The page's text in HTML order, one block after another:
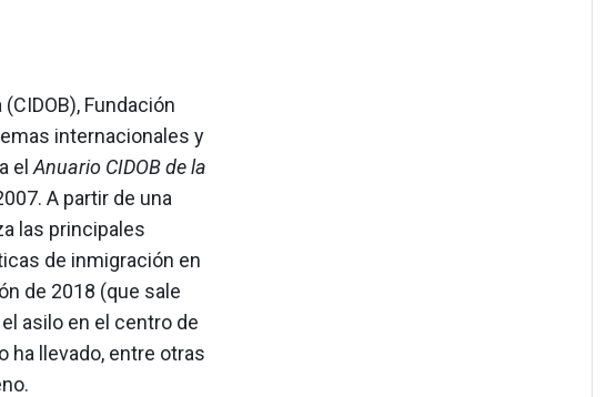
Fundación
internacionales y
el Anuario CIDOB de la
A partir de una
las principales
de inmigración en
de 2018 (que sale
asilo en el centro de
ha llevado, entre otras